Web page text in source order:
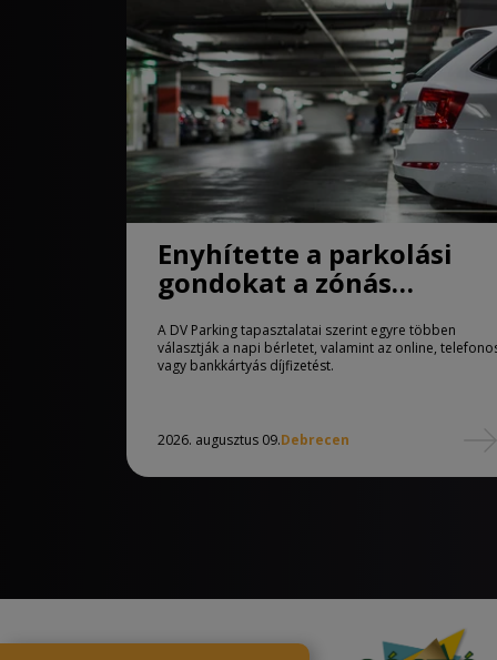
Enyhítette a parkolási
gondokat a zónás
rendszer Debrecenben
A DV Parking tapasztalatai szerint egyre többen
választják a napi bérletet, valamint az online,
vagy bankkártyás díjfizetést.
2026. augusztus 09.Debrecen